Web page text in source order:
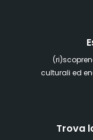
culturali ed
Trova